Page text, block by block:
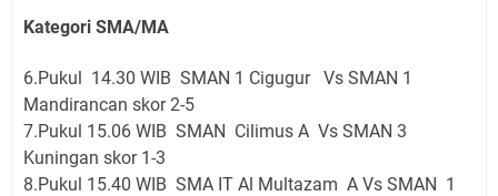
Kategori SMA/MA
6.Pukul 14.30 WIB SMAN 1 Cigugur Vs SMAN 1
Mandirancan skor 2-5
7.Pukul 15.06 WIB SMAN Cilimus A Vs SMAN 3
Kuningan skor 1-3
8.Pukul 15.40 WIB SMA IT Al Multazam A Vs SMAN 1